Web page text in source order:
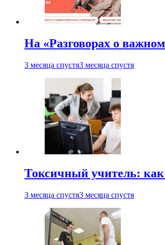
На «Разговорах о
3 месяца спустя3 месяца спустя
Токсичный учитель: как
3 месяца спустя3 месяца спустя